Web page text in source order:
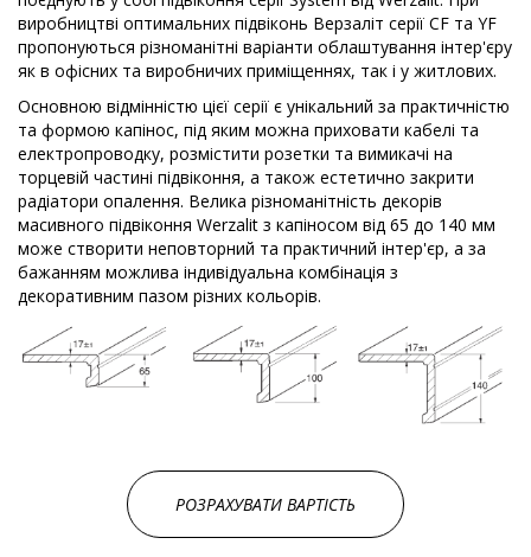
виробництві оптимальних підвіконь Верзаліт серії CF та YF
пропонуються різноманітні варіанти облаштування інтер'єру
як в офісних та виробничих приміщеннях, так і у житлових.
Основною відмінністю цієї серії є унікальний за практичністю
та формою капінос, під яким можна приховати кабелі та
електропроводку, розмістити розетки та вимикачі на
торцевій частині підвіконня, а також естетично закрити
радіатори опалення. Велика різноманітність декорів
масивного підвіконня Werzalit з капіносом від 65 до 140 мм
може створити неповторний та практичний інтер'єр, а за
бажанням можлива індивідуальна комбінація з
декоративним пазом різних кольорів.
РОЗРАХУВАТИ ВАРТІСТЬ